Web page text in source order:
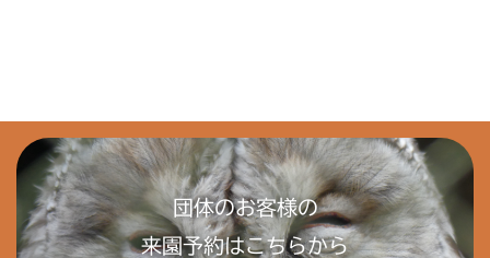
団体のお客様の
来園予約はこちらから